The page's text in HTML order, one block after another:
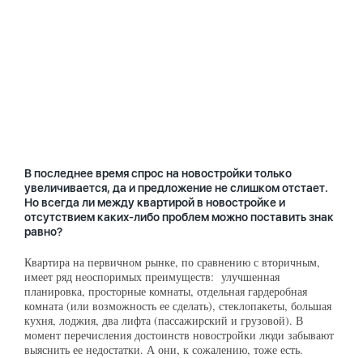
В последнее время спрос на новостройки только
увеличивается, да и предложение не слишком отстает.
Но всегда ли между квартирой в новостройке и
отсутствием каких-либо проблем можно поставить знак
равно?
Квартира на первичном рынке, по сравнению с вторичным,
имеет ряд неоспоримых преимуществ: улучшенная
планировка, просторные комнаты, отдельная гардеробная
комната (или возможность ее сделать), стеклопакеты, большая
кухня, лоджия, два лифта (пассажирский и грузовой). В
момент перечисления достоинств новостройки люди забывают
выяснить ее недостатки. А они, к сожалению, тоже есть.